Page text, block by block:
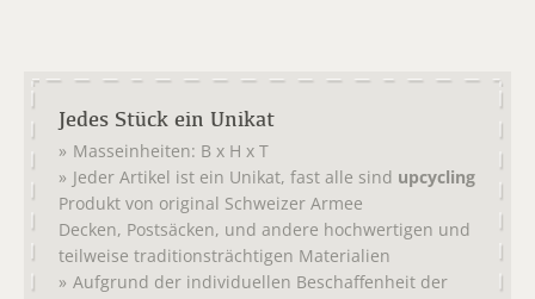
Jedes Stück ein Unikat
Masseinheiten: B x H x T
Jeder Artikel ist ein Unikat, fast alle sind upcycling
Produkt von original Schweizer Armee
Decken, Postsäcken, und andere hochwertigen und
teilweise traditionsträchtigen Materialien
Aufgrund der individuellen Beschaffenheit der